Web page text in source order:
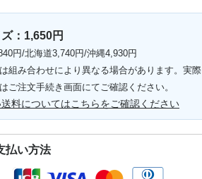
：1,650円
円/北海道3,740円/沖縄4,930円
組み合わせにより異なる場合があります。実際
ご注文手続き画面にてご確認ください。
料についてはこちらをご確認ください
払い方法